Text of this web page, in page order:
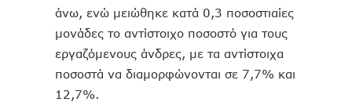
άνω, ενώ μειώθηκε κατά 0,3 ποσοστιαίες
μονάδες το αντίστοιχο ποσοστό για τους
εργαζόμενους άνδρες, με τα αντίστοιχα
ποσοστά να διαμορφώνονται σε 7,7% και
12,7%.